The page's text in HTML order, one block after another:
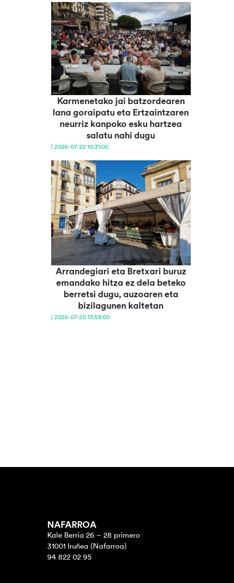
Karmenetako jai batzordearen
lana goraipatu eta Ertzaintzaren
neurriz kanpoko esku hartzea
salatu nahi dugu
| 2026-07-22 10:31:00
Arrandegiari eta Bretxari buruz
emandako hitza ez dela beteko
berretsi dugu, auzoaren eta
bizilagunen kaltetan
| 2026-07-20 13:58:00
NAFARROA
Kale Berria 26 – 28 primero
31001 Iruñea (Nafarroa)
94 822 02 95